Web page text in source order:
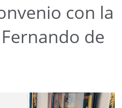
con la
de